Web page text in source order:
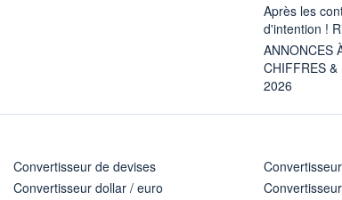
Après les
d'intention !
ANNONCES
CHIFFRES &
2026
Convertisseur de devises
Convertisseur dollar / euro